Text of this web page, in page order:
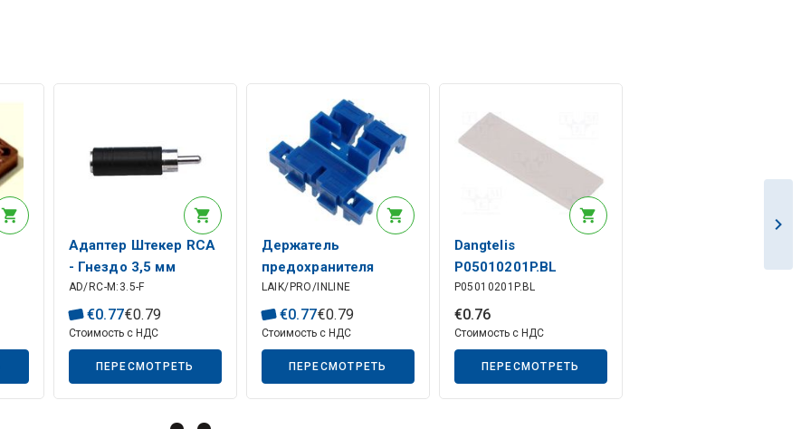
Адаптер Штекер RCA
- Гнездо 3,5 мм
AD/RC-M:3.5-F
€0.77€0.79
Стоимость с НДС
ПЕРЕСМОТРЕТЬ
Держатель
предохранителя
можно прижать к
кабелю
LAIK/PRO/INLINE
€0.77€0.79
Стоимость с НДС
ПЕРЕСМОТРЕТЬ
Dangtelis
P05010201P.BL
P05010201P.BL
€0.76
Стоимость с НДС
ПЕРЕСМОТРЕТЬ